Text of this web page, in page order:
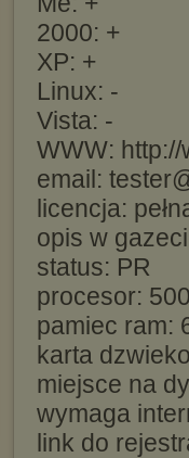
2000: +
XP: +
Linux: -
Vista: -
WWW:
email:
licencja:
opis w
status: PR
procesor:
pamiec ram:
karta
miejsce na
wymaga
link do